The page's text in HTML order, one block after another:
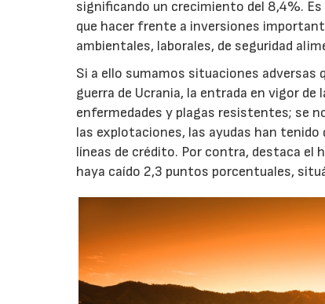
significando un crecimiento del 8,4%.
que hacer frente a inversiones
ambientales, laborales, de seguridad
Si a ello sumamos situaciones
guerra de Ucrania, la entrada en vigor
enfermedades y plagas resistentes; se
las explotaciones, las ayudas han
líneas de crédito. Por contra, destaca el
haya caído 2,3 puntos porcentuales,